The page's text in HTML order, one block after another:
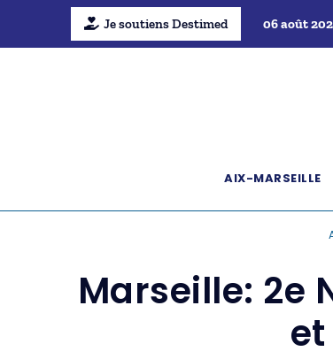
Je soutiens Destimed 06 août
AIX-MARSEILLE
Marseille: 2e